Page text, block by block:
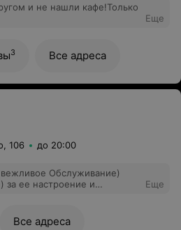
и не нашли кафе!Только
Еще
3 Все адреса
106 до 20:00
Обслуживание)
за ее настроение и
Еще
Все адреса